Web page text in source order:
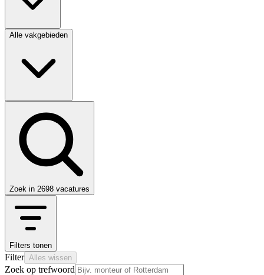
Alle vakgebieden
Zoek in 2698 vacatures
Filters tonen
Filter Alles wissen
Zoek op trefwoord